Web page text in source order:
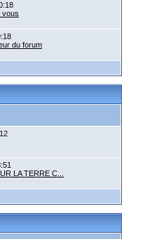
vous
du forum
LA TERRE C...